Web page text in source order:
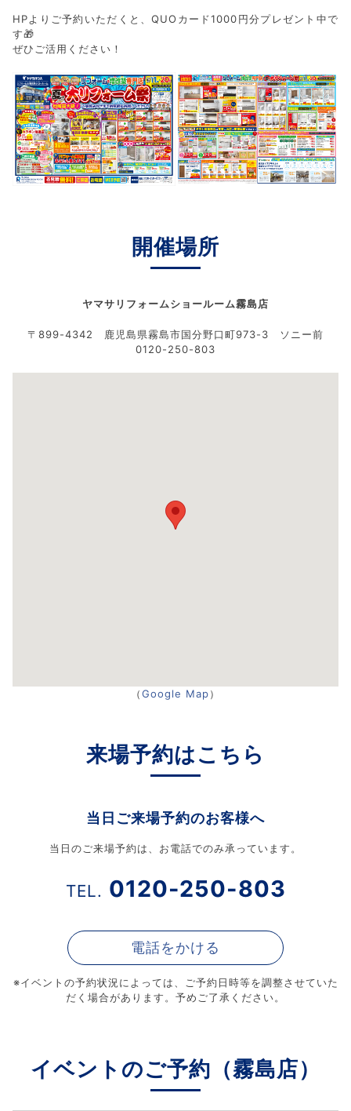
HPよりご予約いただくと、QUOカード1000円分プレゼント中で
す🎁
ぜひご活用ください！
開催場所
ヤマサリフォームショールーム霧島店
〒899-4342 鹿児島県霧島市国分野口町973-3 ソニー前
0120-250-803
（Google Map）
来場予約はこちら
当日ご来場予約のお客様へ
当日のご来場予約は、お電話でのみ承っています。
TEL. 0120-250-803
電話をかける
※イベントの予約状況によっては、
ご予約日時等を調整させていた
だく場合があります。予めご了承ください。
イベントのご予約（霧島店）